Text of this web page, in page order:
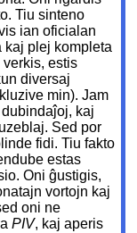
Tiu sinteno
ian oficialan
kaj plej kompleta
estis
diversaj
min). Jam
kaj
Sed por
fidi. Tiu fakto
estas
Oni ĝustigis,
vortojn kaj
oni ne
PIV, kaj aperis